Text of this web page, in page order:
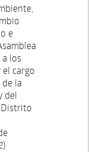
e
los
cargo
la
del